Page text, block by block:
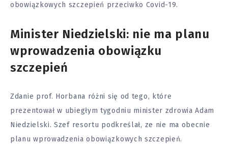
obowiązkowych szczepień przeciwko Covid-19.
Minister Niedzielski: nie ma planu
wprowadzenia obowiązku
szczepień
Zdanie prof. Horbana różni się od tego, które
prezentował w ubiegłym tygodniu minister zdrowia Adam
Niedzielski. Szef resortu podkreślał, ze nie ma obecnie
planu wprowadzenia obowiązkowych szczepień.